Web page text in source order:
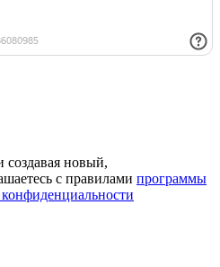
новый,
с правилами программы